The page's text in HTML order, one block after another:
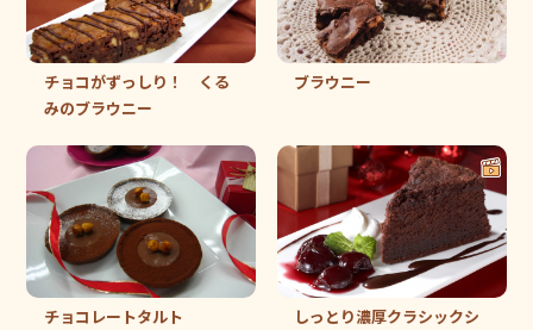
チョコがずっしり！ くる
みのブラウニー
ブラウニー
チョコレートタルト
しっとり濃厚クラシックシ